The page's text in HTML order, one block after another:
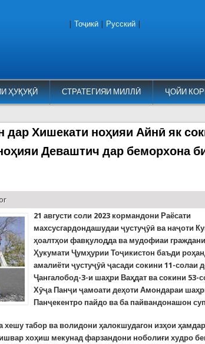
ҲУҚУҚӢ СТРАТЕГИЯИ МИЛЛӢ ҶОЙИ
Тоҷикӣ Русский
дар Хишекати ноҳияи Айнӣ як
Деваштич дар беморхона
21 августи соли 2023 кормандони Раёсати
махсусгардондашудаи ҷустуҷӯӣ ва наҷоти
ҳоалтҳои фавқулодда ва мудофиаи
Ҳукумати Ҷумҳурии Тоҷикистон баъди
амалиёти ҷустуҷӯӣ ҷасади сокини 11-солаи
Ҷангалобод-3-и шаҳри Ваҳдат ва сокини 53-
Хӯҷа Панҷи ҷамоати деҳоти Амондараи
Панҷекентро пайдо ва ба пайвандонашон
хешу табор ва волидони ҳалокшудагон изҳои
хоҳиш мекунад фарзандони ноболиғи худро